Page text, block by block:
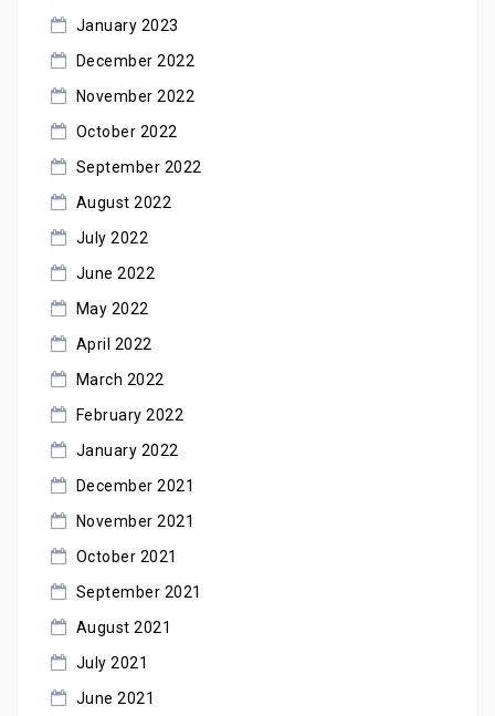
January 2023
December 2022
November 2022
October 2022
September 2022
August 2022
July 2022
June 2022
May 2022
April 2022
March 2022
February 2022
January 2022
December 2021
November 2021
October 2021
September 2021
August 2021
July 2021
June 2021